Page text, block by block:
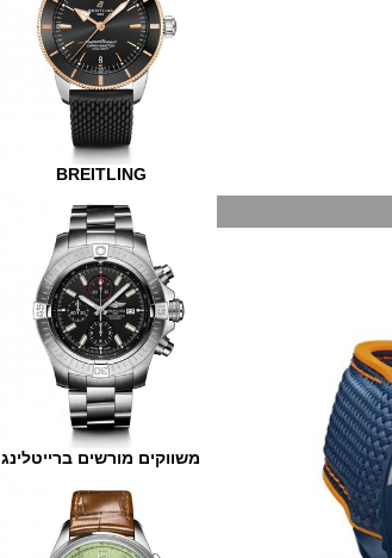
BREITLING
משווקים מורשים ברייטלינג